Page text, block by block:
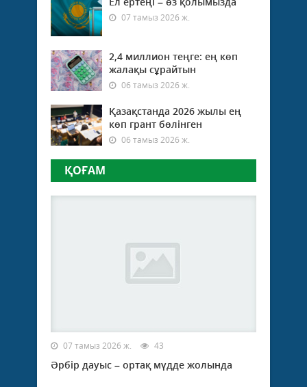
07 тамыз 2026 ж.
2,4 миллион теңге: ең көп
жалақы сұрайтын
06 тамыз 2026 ж.
Қазақстанда 2026 жылы ең
көп грант бөлінген
06 тамыз 2026 ж.
ҚОҒАМ
07 тамыз 2026 ж. 43
Әрбір дауыс – ортақ мүдде жолында